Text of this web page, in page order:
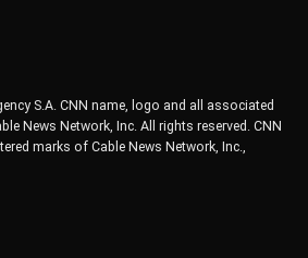
S.A. CNN name, logo and all associated
News Network, Inc. All rights reserved. CNN
marks of Cable News Network, Inc.,